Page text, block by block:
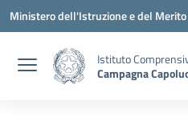
Vai ai contenuti
Vai al menu di navigazione
Vai al footer
Ministero dell'Istruzione e del Merito
Istituto
Campagna